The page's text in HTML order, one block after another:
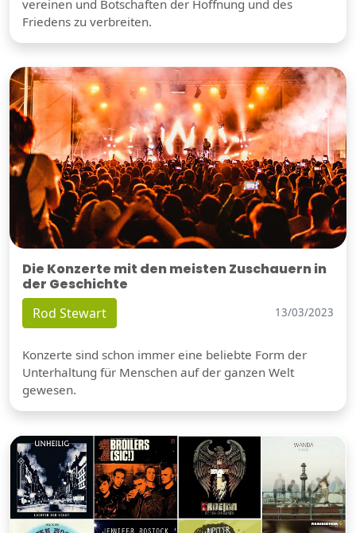
vereinen und Botschaften der Hoffnung und des
Friedens zu verbreiten.
Die Konzerte mit den meisten Zuschauern in
der Geschichte
Rod Stewart 13/03/2023
Konzerte sind schon immer eine beliebte Form der
Unterhaltung für Menschen auf der ganzen Welt
gewesen.